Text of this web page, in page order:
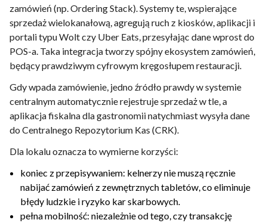
zamówień (np. Ordering Stack). Systemy te, wspierające
sprzedaż wielokanałową, agregują ruch z kiosków, aplikacji i
portali typu Wolt czy Uber Eats, przesyłając dane wprost do
POS-a. Taka integracja tworzy spójny ekosystem zamówień,
będący prawdziwym cyfrowym kręgosłupem restauracji.
Gdy wpada zamówienie, jedno źródło prawdy w systemie
centralnym automatycznie rejestruje sprzedaż w tle, a
aplikacja fiskalna dla gastronomii natychmiast wysyła dane
do Centralnego Repozytorium Kas (CRK).
Dla lokalu oznacza to wymierne korzyści:
koniec z przepisywaniem: kelnerzy nie muszą ręcznie
nabijać zamówień z zewnętrznych tabletów, co eliminuje
błędy ludzkie i ryzyko kar skarbowych.
pełna mobilność: niezależnie od tego, czy transakcję